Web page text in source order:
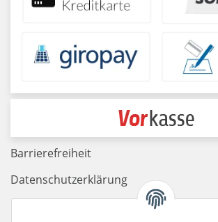
Barrierefreiheit
Datenschutzerklärung